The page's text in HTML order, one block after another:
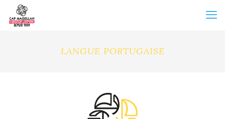
LANGUE PORTUGAISE